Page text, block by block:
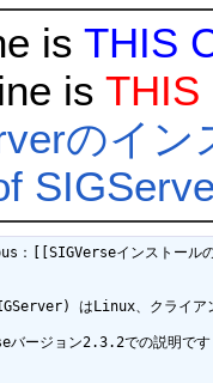
is THIS
is THIS
のイン
[[SIGVerseインストール
はLinux、クライア
ジョン2.3.2での説明です